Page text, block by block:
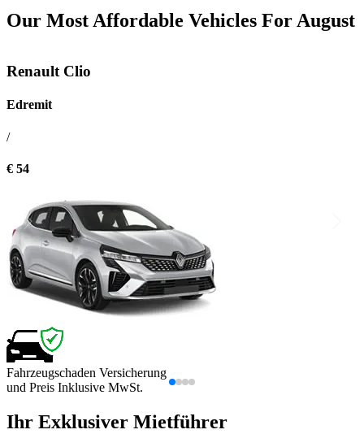
Our Most Affordable Vehicles For August
Renault Clio
Edremit
/
€ 54
Fahrzeugschaden Versicherung
und Preis Inklusive MwSt.
Ihr Exklusiver Mietführer